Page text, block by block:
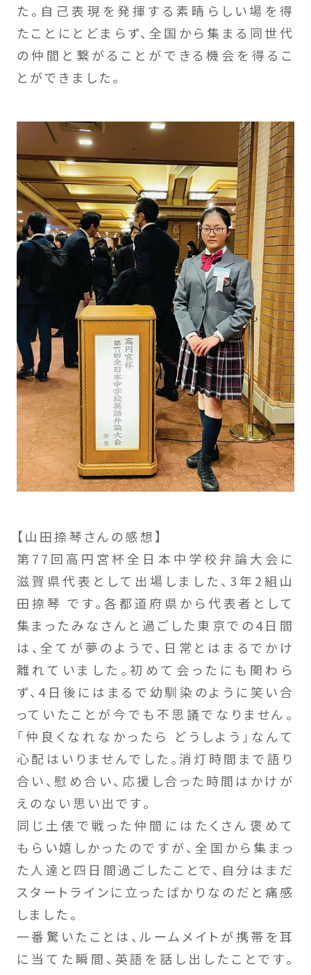
た。自己表現を発揮する素晴らしい場を得
たことにとどまらず、全国から集まる同世代
の仲間と繋がることができる機会を得るこ
とができました。
【山田捺琴さんの感想】
第77回高円宮杯全日本中学校弁論大会に
滋賀県代表として出場しました、3年2組山
田捺琴 です。各都道府県から代表者として
集まったみなさんと過ごした東京での4日間
は、全てが夢のようで、日常とはまるでかけ
離れていました。初めて会ったにも関わら
ず、4日後にはまるで幼馴染のように笑い合
っていたことが今でも不思議でなりません。
「仲良くなれなかったら どうしよう」なんて
心配はいりませんでした。消灯時間まで語り
合い、慰め合い、応援し合った時間はかけが
えのない思い出です。
同じ土俵で戦った仲間にはたくさん褒めて
もらい嬉しかったのですが、全国から集まっ
た人達と四日間過ごしたことで、自分はまだ
スタートラインに立ったばかりなのだと痛感
しました。
一番驚いたことは、ルームメイトが携帯を耳
に当てた瞬間、英語を話し出したことです。